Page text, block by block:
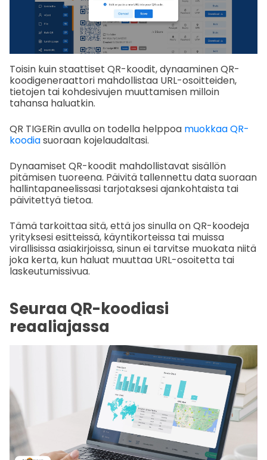
Toisin kuin staattiset QR-koodit, dynaaminen QR-
koodigeneraattori mahdollistaa URL-osoitteiden,
tietojen tai kohdesivujen muuttamisen milloin
tahansa haluatkin.
QR TIGERin avulla on todella helppoa muokkaa QR-
koodiasuoraan kojelaudaltasi.
Dynaamiset QR-koodit mahdollistavat sisällön
pitämisen tuoreena. Päivitä tallennettu data suoraan
hallintapaneelissasi tarjotaksesi ajankohtaista tai
päivitettyä tietoa.
Tämä tarkoittaa sitä, että jos sinulla on QR-koodeja
yrityksesi esitteissä, käyntikorteissa tai muissa
virallisissa asiakirjoissa, sinun ei tarvitse muokata niitä
joka kerta, kun haluat muuttaa URL-osoitetta tai
laskeutumissivua.
Seuraa QR-koodiasi
reaaliajassa